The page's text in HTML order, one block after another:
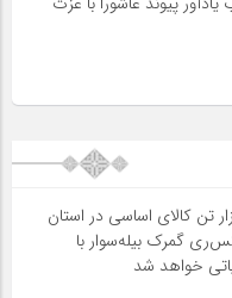
و توزیع ۱۲۰هزار تن کالای اساسی در استان
گمرک بیله‌سوار با
خواهد شد